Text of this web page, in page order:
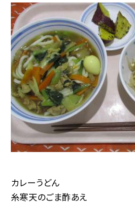
カレーうどん
糸寒天のごま酢あえ